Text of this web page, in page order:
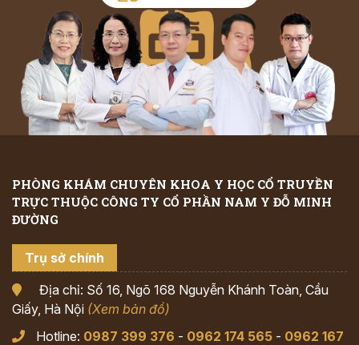
PHÒNG KHÁM CHUYÊN KHOA Y HỌC CỔ TRUYỀN
TRỰC THUỘC CÔNG TY CỔ PHẦN NAM Y ĐỖ MINH
ĐƯỜNG
Trụ sở chính
Địa chỉ: Số 16, Ngõ 168 Nguyễn Khánh Toàn, Cầu
Giấy, Hà Nội (Xem bản đồ)
Hotline: 0987 399 376 - 0962 174 565 - 0962 167